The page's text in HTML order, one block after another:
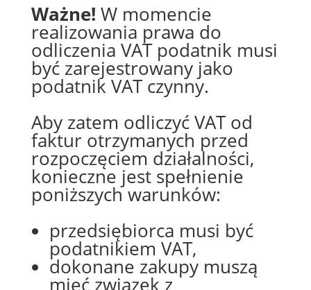
Ważne! W momencie
realizowania prawa do
odliczenia VAT podatnik musi
być zarejestrowany jako
podatnik VAT czynny.
Aby zatem odliczyć VAT od
faktur otrzymanych przed
rozpoczęciem działalności,
konieczne jest spełnienie
poniższych warunków:
przedsiębiorca musi być
podatnikiem VAT,
dokonane zakupy muszą
mieć związek z